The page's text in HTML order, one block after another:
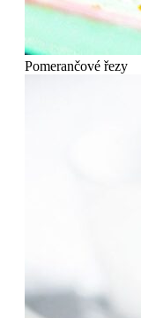
Pomerančové řezy